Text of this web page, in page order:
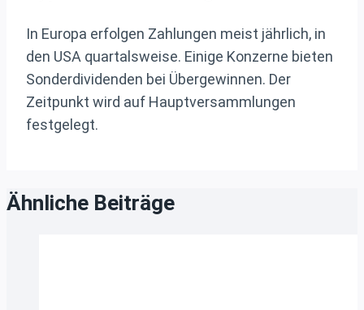
In Europa erfolgen Zahlungen meist jährlich, in
den USA quartalsweise. Einige Konzerne bieten
Sonderdividenden bei Übergewinnen. Der
Zeitpunkt wird auf Hauptversammlungen
festgelegt.
Ähnliche Beiträge